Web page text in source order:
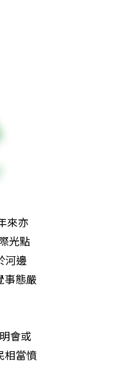
來亦
光點
河邊
事態嚴
會或
相當憤